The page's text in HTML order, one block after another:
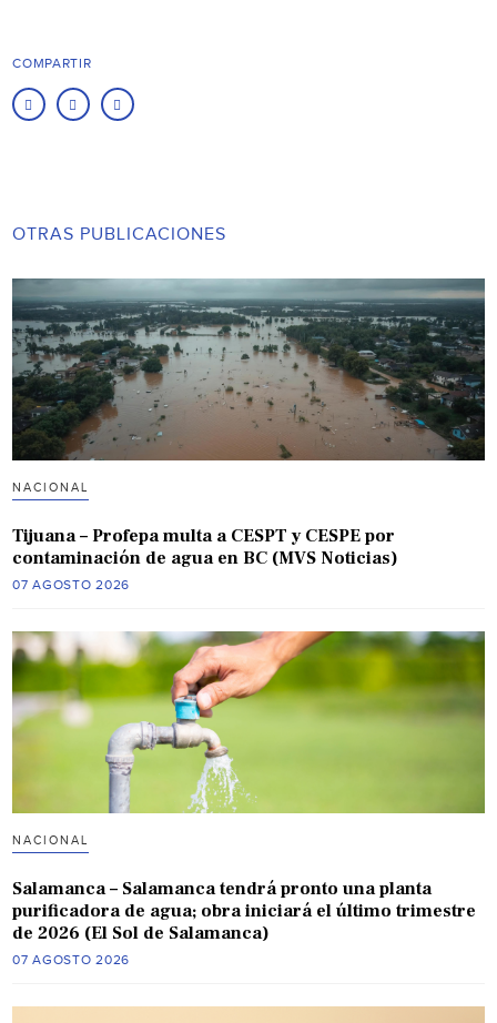
COMPARTIR
OTRAS PUBLICACIONES
NACIONAL
Tijuana – Profepa multa a CESPT y CESPE por
contaminación de agua en BC (MVS Noticias)
07 AGOSTO 2026
NACIONAL
Salamanca – Salamanca tendrá pronto una planta
purificadora de agua; obra iniciará el último trimestre
de 2026 (El Sol de Salamanca)
07 AGOSTO 2026